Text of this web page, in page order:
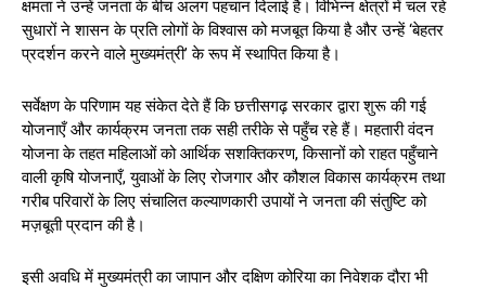
क्षमता ने उन्हें जनता के बीच अलग पहचान दिलाई है। विभिन्न क्षेत्रों में चल रहे
सुधारों ने शासन के प्रति लोगों के विश्वास को मजबूत किया है और उन्हें ‘बेहतर
प्रदर्शन करने वाले मुख्यमंत्री’ के रूप में स्थापित किया है।
सर्वेक्षण के परिणाम यह संकेत देते हैं कि छत्तीसगढ़ सरकार द्वारा शुरू की गई
योजनाएँ और कार्यक्रम जनता तक सही तरीके से पहुँच रहे हैं। महतारी वंदन
योजना के तहत महिलाओं को आर्थिक सशक्तिकरण, किसानों को राहत पहुँचाने
वाली कृषि योजनाएँ, युवाओं के लिए रोजगार और कौशल विकास कार्यक्रम तथा
गरीब परिवारों के लिए संचालित कल्याणकारी उपायों ने जनता की संतुष्टि को
मज़बूती प्रदान की है।
इसी अवधि में मुख्यमंत्री का जापान और दक्षिण कोरिया का निवेशक दौरा भी